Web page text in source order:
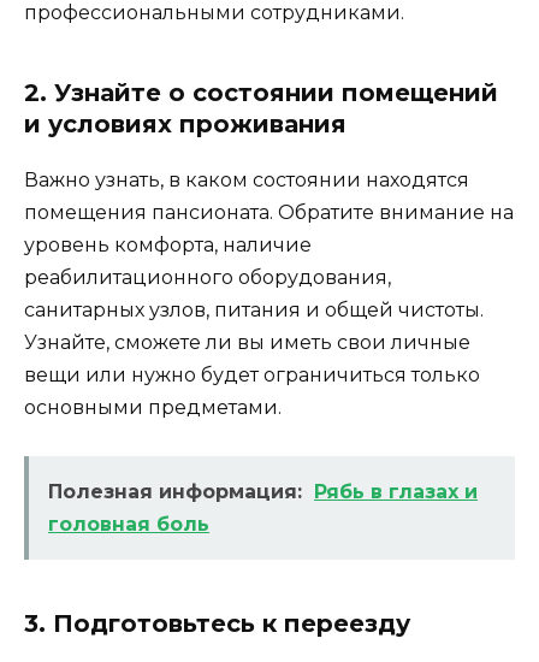
профессиональными сотрудниками.
2. Узнайте о состоянии помещений
и условиях проживания
Важно узнать, в каком состоянии находятся
помещения пансионата. Обратите внимание на
уровень комфорта, наличие
реабилитационного оборудования,
санитарных узлов, питания и общей чистоты.
Узнайте, сможете ли вы иметь свои личные
вещи или нужно будет ограничиться только
основными предметами.
Полезная информация:
Рябь в глазах и
головная боль
3. Подготовьтесь к переезду